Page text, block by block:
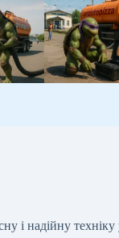
і надійну